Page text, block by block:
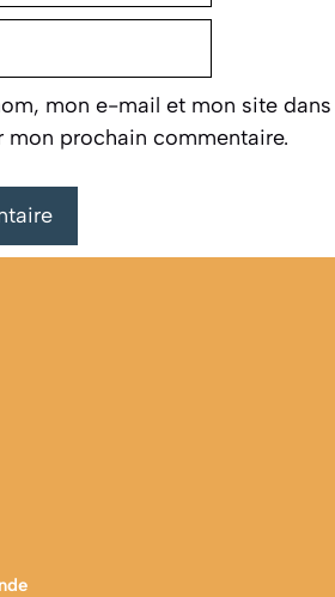
mon e-mail et mon site dans
mon prochain commentaire.